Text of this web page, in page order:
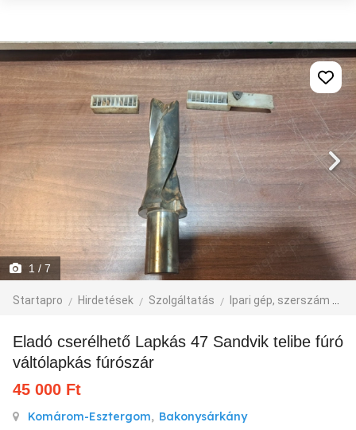
1 / 7
Startapro Hirdetések Szolgáltatás Ipari gép, szerszám
Eladó cserélhető Lapkás 47 Sandvik telibe fúró
váltólapkás fúrószár
45 000 Ft
Komárom-Esztergom, Bakonysárkány